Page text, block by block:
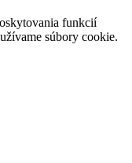
funkcií
súbory cookie.